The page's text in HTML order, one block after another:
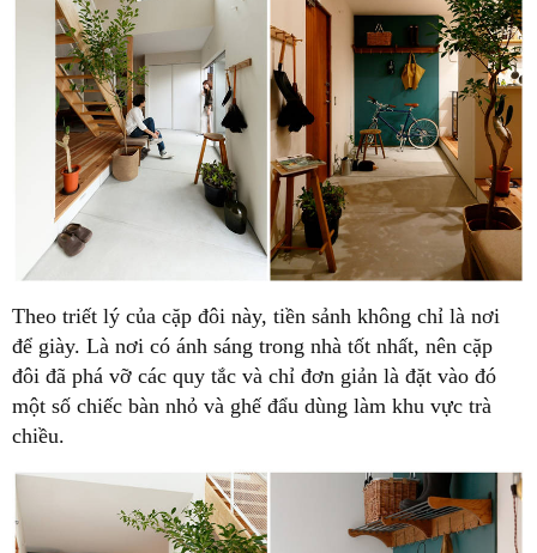
Theo triết lý của cặp đôi này, tiền sảnh không chỉ là nơi
để giày. Là nơi có ánh sáng trong nhà tốt nhất, nên cặp
đôi đã phá vỡ các quy tắc và chỉ đơn giản là đặt vào đó
một số chiếc bàn nhỏ và ghế đẩu dùng làm khu vực trà
chiều.